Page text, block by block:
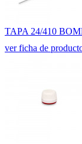
TAPA 24/410
ver ficha de